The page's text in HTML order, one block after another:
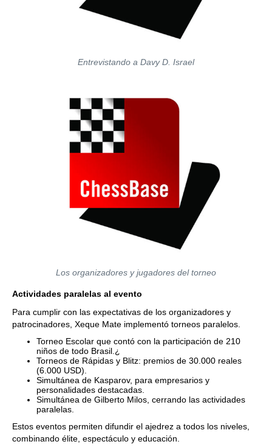
Entrevistando a Davy D. Israel
Los organizadores y jugadores del torneo
Actividades paralelas al evento
Para cumplir con las expectativas de los organizadores y
patrocinadores, Xeque Mate implementó torneos paralelos.
Torneo Escolar que contó con la participación de 210
niños de todo Brasil.¿
Torneos de Rápidas y Blitz: premios de 30.000 reales
(6.000 USD).
Simultánea de Kasparov, para empresarios y
personalidades destacadas.
Simultánea de Gilberto Milos, cerrando las actividades
paralelas.
Estos eventos permiten difundir el ajedrez a todos los niveles,
combinando élite, espectáculo y educación.